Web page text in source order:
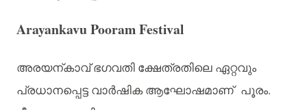
Arayankavu Pooram Festival
അരയന്കാവ് ഭഗവതി ക്ഷേത്രതിലെ ഏറ്റവും
പ്രധാനപ്പെട്ട വാർഷിക ആഘോഷമാണ് പൂരം.